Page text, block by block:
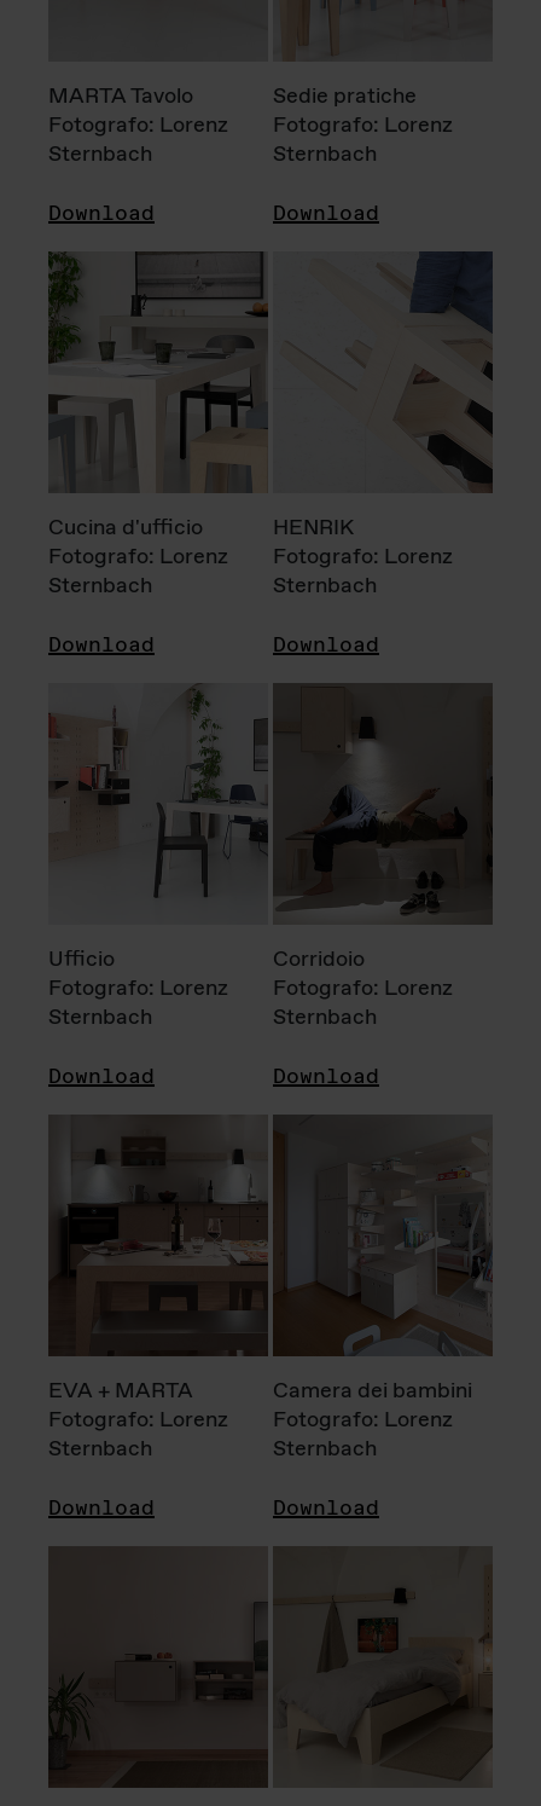
MARTA Tavolo
Fotografo: Lorenz
Sternbach
Download
Sedie pratiche
Fotografo: Lorenz
Sternbach
Download
Cucina d'ufficio
Fotografo: Lorenz
Sternbach
Download
HENRIK
Fotografo: Lorenz
Sternbach
Download
Ufficio
Fotografo: Lorenz
Sternbach
Download
Corridoio
Fotografo: Lorenz
Sternbach
Download
EVA + MARTA
Fotografo: Lorenz
Sternbach
Download
Camera dei bambini
Fotografo: Lorenz
Sternbach
Download